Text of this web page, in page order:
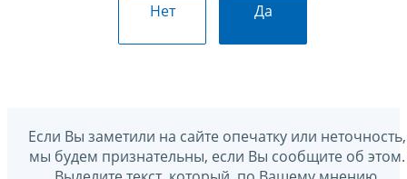
Нет Да
Если Вы заметили на сайте опечатку или неточность,
мы будем признательны, если Вы сообщите об этом.